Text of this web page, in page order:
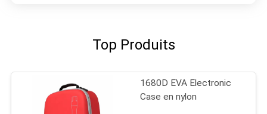
Top Produits
1680D EVA Electronic
Case en nylon